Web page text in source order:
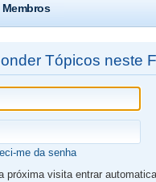
Membros
Tópicos neste
me da senha
próxima visita entrar